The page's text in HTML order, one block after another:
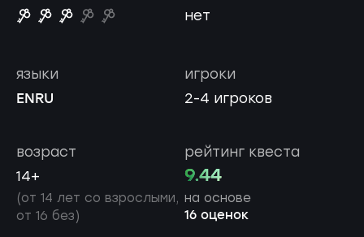
нет
игроки
2-4 игроков
языки
ENRU
возраст
14+
(от 14 лет со взрослыми,
от 16 без)
рейтинг квеста
9.44
на основе
16 оценок